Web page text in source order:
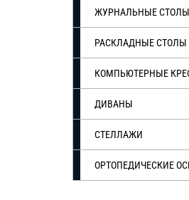
ЖУРНАЛЬНЫЕ СТОЛЫ
РАСКЛАДНЫЕ
КОМПЬЮТЕРНЫЕ
ДИВАНЫ
СТЕЛЛАЖИ
ОРТОПЕДИЧЕСКИЕ